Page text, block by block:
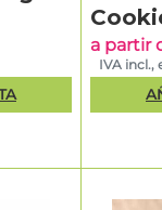
gran
genética
en
cremoso-
y
a partir
IVA incl.,